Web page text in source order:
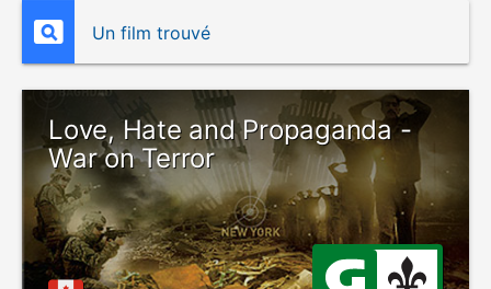
Un film trouvé
Love, Hate and Propaganda -
War on Terror